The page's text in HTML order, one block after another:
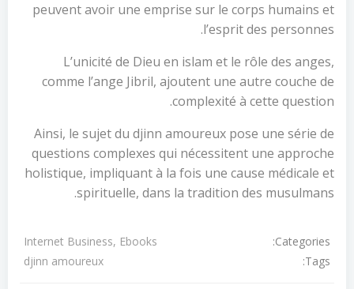
peuvent avoir une emprise sur le corps humains et
l’esprit des personnes.
L’unicité de Dieu en islam et le rôle des anges,
comme l’ange Jibril, ajoutent une autre couche de
complexité à cette question.
Ainsi, le sujet du djinn amoureux pose une série de
questions complexes qui nécessitent une approche
holistique, impliquant à la fois une cause médicale et
spirituelle, dans la tradition des musulmans.
Categories:
Internet Business, Ebooks
Tags:
djinn amoureux